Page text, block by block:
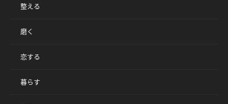
整える
磨く
恋する
暮らす